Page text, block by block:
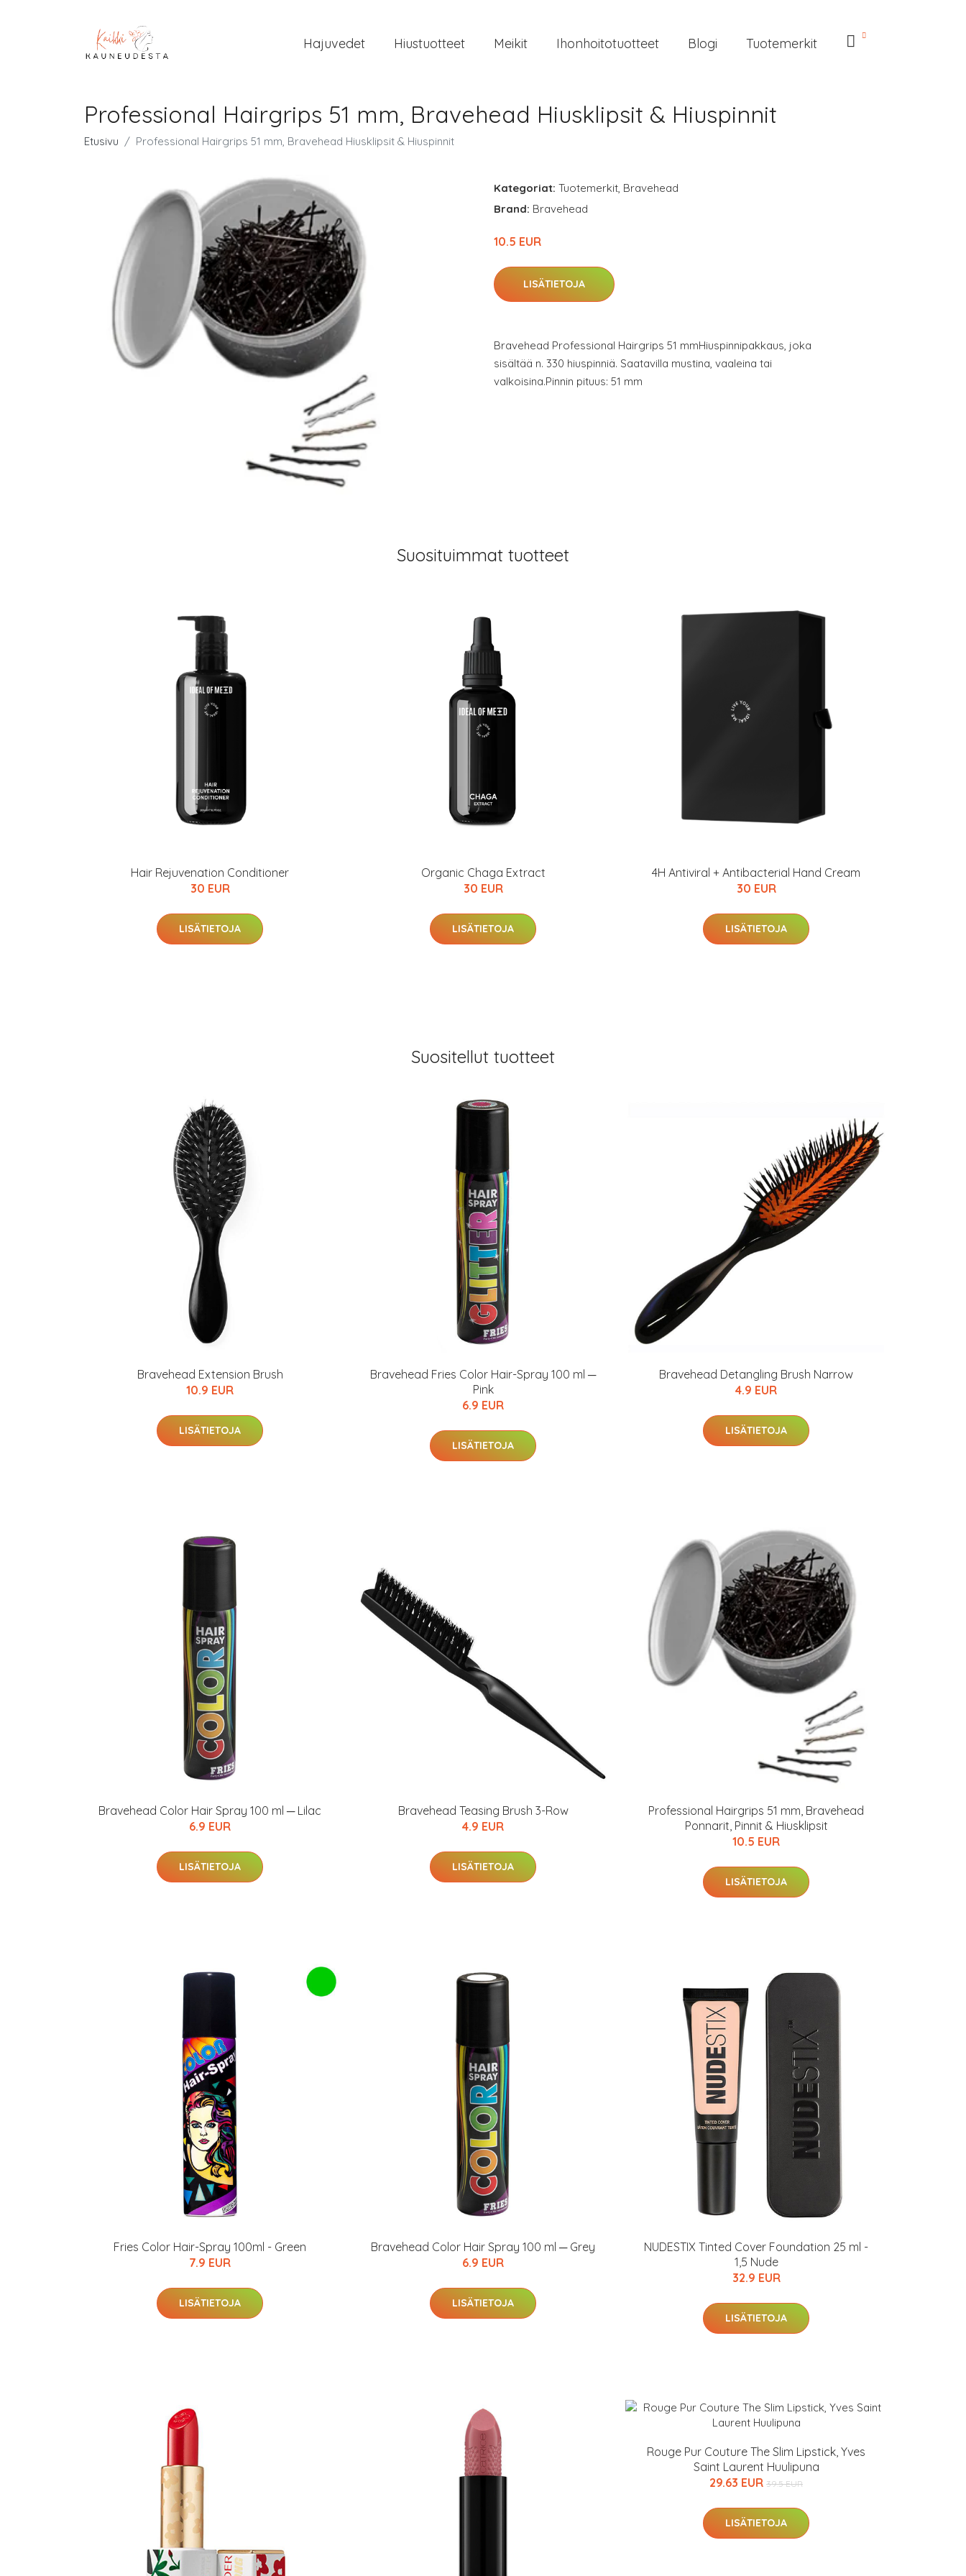
Hajuvedet Hiustuotteet Meikit Ihonhoitotuotteet Blogi Tuotemerkit
Professional Hairgrips 51 mm, Bravehead Hiusklipsit & Hiuspinnit
Etusivu Professional Hairgrips 51 mm, Bravehead Hiusklipsit & Hiuspinnit
Kategoriat: Tuotemerkit, Bravehead
Brand: Bravehead
10.5 EUR
LISÄTIETOJA
Bravehead Professional Hairgrips 51 mmHiuspinnipakkaus, joka
sisältää n. 330 hiuspinniä. Saatavilla mustina, vaaleina tai
valkoisina.Pinnin pituus: 51 mm
Suosituimmat tuotteet
Hair Rejuvenation Conditioner
30 EUR
LISÄTIETOJA
Organic Chaga Extract
30 EUR
LISÄTIETOJA
4H Antiviral + Antibacterial Hand Cream
30 EUR
LISÄTIETOJA
Suositellut tuotteet
Bravehead Extension Brush
10.9 EUR
LISÄTIETOJA
Bravehead Fries Color Hair-Spray 100 ml ─
Pink
6.9 EUR
LISÄTIETOJA
Bravehead Detangling Brush Narrow
4.9 EUR
LISÄTIETOJA
Bravehead Color Hair Spray 100 ml ─ Lilac
6.9 EUR
LISÄTIETOJA
Bravehead Teasing Brush 3-Row
4.9 EUR
LISÄTIETOJA
Professional Hairgrips 51 mm, Bravehead
Ponnarit, Pinnit & Hiusklipsit
10.5 EUR
LISÄTIETOJA
Fries Color Hair-Spray 100ml - Green
7.9 EUR
LISÄTIETOJA
Bravehead Color Hair Spray 100 ml ─ Grey
6.9 EUR
LISÄTIETOJA
NUDESTIX Tinted Cover Foundation 25 ml -
1,5 Nude
32.9 EUR
LISÄTIETOJA
Rouge Pur Couture The Slim Lipstick, Yves
Saint Laurent Huulipuna
29.63 EUR 39.5 EUR
LISÄTIETOJA
IdealofMeD Kauppa
Kaikki IdealofMeDin tuotteet -20 %!
Varaa terveystarkastusnyt vain 200 €
hintaan.
KATSO TARJOUS